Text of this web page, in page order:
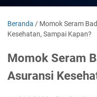
Beranda / Momok Seram
Kesehatan, Sampai Kapan?
Momok Seram
Asuransi